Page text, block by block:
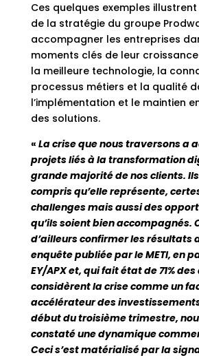
Ces quelques exemples
de la stratégie du groupe
accompagner les entreprises
moments clés de leur
la meilleure technologie, la
processus métiers et la qualité
l’implémentation et le maintien
des solutions.
« La crise que nous traversons a
projets liés à la transformation
grande majorité de nos clients.
compris qu’elle représente,
challenges mais aussi des
qu’ils soient bien accompagnés.
d’ailleurs confirmer les résultats
enquête publiée par le METI, en
EY/APX et, qui fait état de 71%
considèrent la crise comme un
accélérateur des
début du troisième trimestre,
constaté une dynamique
Ceci s’est matérialisé par la